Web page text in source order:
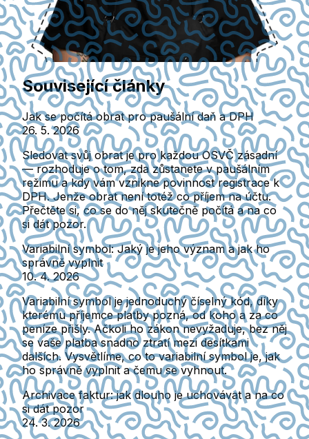
Související články
Jak se počítá obrat pro paušální daň a DPH
26. 5. 2026
Sledovat svůj obrat je pro každou OSVČ zásadní
— rozhoduje o tom, zda zůstanete v paušálním
režimu a kdy vám vznikne povinnost registrace k
DPH. Jenže obrat není totéž co příjem na účtu.
Přečtěte si, co se do něj skutečně počítá a na co
si dát pozor.
Variabilní symbol: Jaký je jeho význam a jak ho
správně vyplnit
10. 4. 2026
Variabilní symbol je jednoduchý číselný kód, díky
kterému příjemce platby pozná, od koho a za co
peníze přišly. Ačkoli ho zákon nevyžaduje, bez něj
se vaše platba snadno ztratí mezi desítkami
dalších. Vysvětlíme, co to variabilní symbol je, jak
ho správně vyplnit a čemu se vyhnout.
Archivace faktur: jak dlouho je uchovávat a na co
si dát pozor
24. 3. 2026